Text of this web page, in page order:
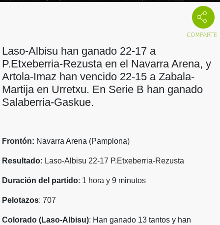
Laso-Albisu han ganado 22-17 a
P.Etxeberria-Rezusta en el Navarra Arena, y
Artola-Imaz han vencido 22-15 a Zabala-
Martija en Urretxu. En Serie B han ganado
Salaberria-Gaskue.
Frontón: Navarra Arena (Pamplona)
Resultado: Laso-Albisu 22-17 P.Etxeberria-Rezusta
Duración del partido: 1 hora y 9 minutos
Pelotazos: 707
Colorado (Laso-Albisu): Han ganado 13 tantos y han